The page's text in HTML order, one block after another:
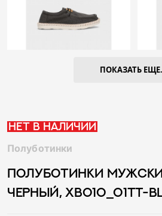
ПОКАЗАТЬ
Нет в наличии
Полуботинки
ПОЛУБОТИНКИ
ЧЕРНЫЙ, XB010_01TT-